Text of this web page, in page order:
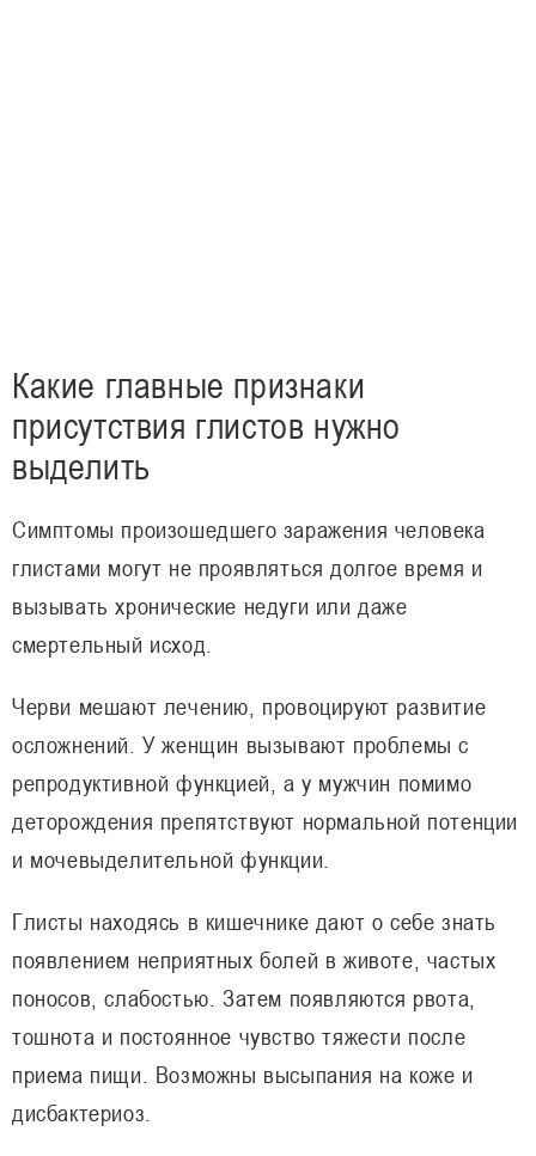
Какие главные признаки
присутствия глистов нужно
выделить
Симптомы произошедшего заражения человека
глистами могут не проявляться долгое время и
вызывать хронические недуги или даже
смертельный исход.
Черви мешают лечению, провоцируют развитие
осложнений. У женщин вызывают проблемы с
репродуктивной функцией, а у мужчин помимо
деторождения препятствуют нормальной потенции
и мочевыделительной функции.
Глисты находясь в кишечнике дают о себе знать
появлением неприятных болей в животе, частых
поносов, слабостью. Затем появляются рвота,
тошнота и постоянное чувство тяжести после
приема пищи. Возможны высыпания на коже и
дисбактериоз.